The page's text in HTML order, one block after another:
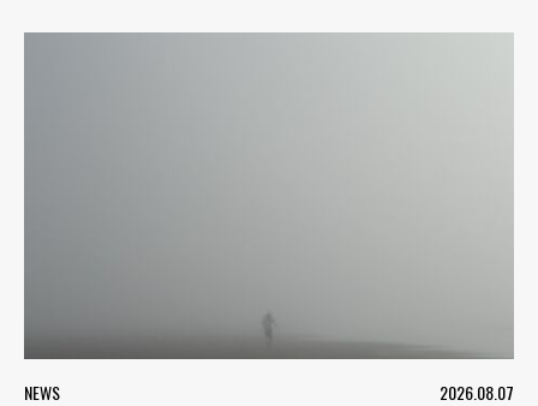
NEWS 2026.08.07